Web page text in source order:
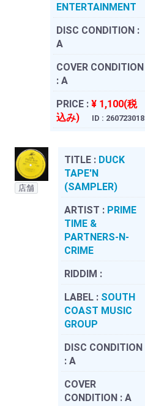
ENTERTAINMENT
DISC CONDITION :
A
COVER CONDITION
: A
PRICE : ¥ 1,100(税
込み)
ID : 260723018
店舗
TITLE : DUCK
TAPE'N
(SAMPLER)
ARTIST : PRIME
TIME &
PARTNERS-N-
CRIME
RIDDIM :
LABEL : SOUTH
COAST MUSIC
GROUP
DISC CONDITION
: A
COVER
CONDITION : A